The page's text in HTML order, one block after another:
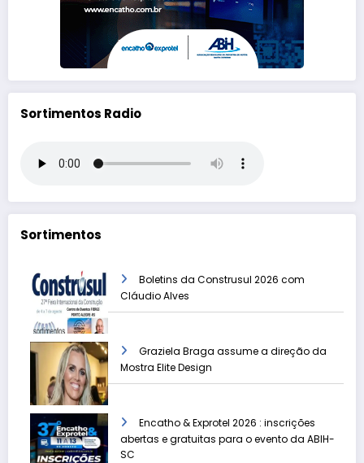
Sortimentos Radio
Sortimentos
Boletins da Construsul 2026 com
Cláudio Alves
Graziela Braga assume a direção da
Mostra Elite Design
Encatho & Exprotel 2026 : inscrições
abertas e gratuitas para o evento da ABIH-
SC